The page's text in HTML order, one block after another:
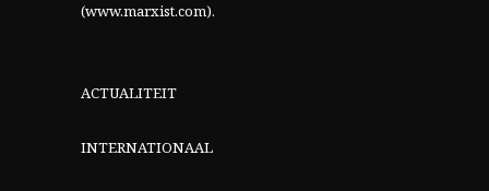
(www.marxist.com).
ACTUALITEIT
INTERNATIONAAL